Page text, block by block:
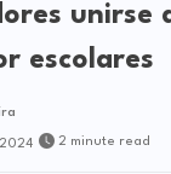
unirse
escolares
2 minute read